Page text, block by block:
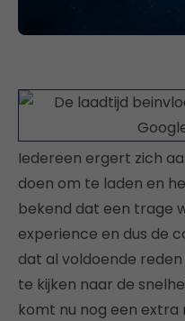
Iedereen ergert zich
doen om te laden en
bekend dat een trage
experience en dus de
dat al voldoende
te kijken naar de
komt nu nog een extra